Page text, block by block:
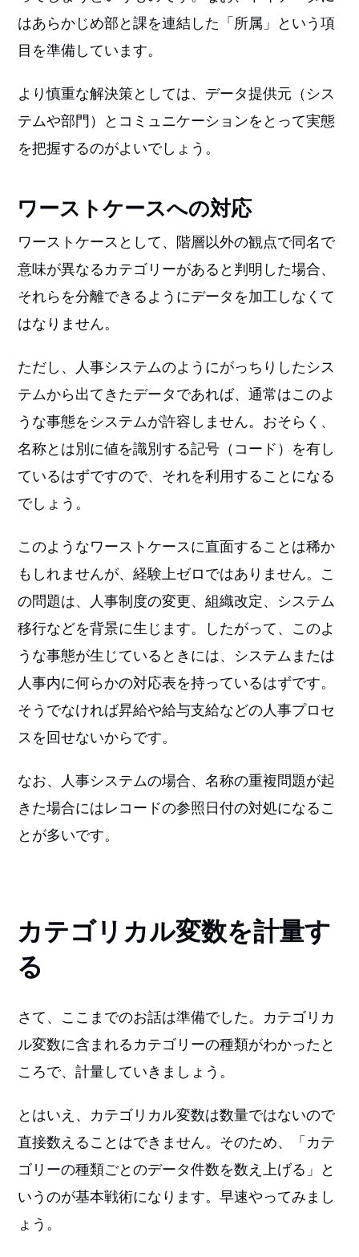
はあらかじめ部と課を連結した「所属」という項
目を準備しています。
より慎重な解決策としては、データ提供元（シス
テムや部門）とコミュニケーションをとって実態
を把握するのがよいでしょう。
ワーストケースへの対応
ワーストケースとして、階層以外の観点で同名で
意味が異なるカテゴリーがあると判明した場合、
それらを分離できるようにデータを加工しなくて
はなりません。
ただし、人事システムのようにがっちりしたシス
テムから出てきたデータであれば、通常はこのよ
うな事態をシステムが許容しません。おそらく、
名称とは別に値を識別する記号（コード）を有し
ているはずですので、それを利用することになる
でしょう。
このようなワーストケースに直面することは稀か
もしれませんが、経験上ゼロではありません。こ
の問題は、人事制度の変更、組織改定、システム
移行などを背景に生じます。したがって、このよ
うな事態が生じているときには、システムまたは
人事内に何らかの対応表を持っているはずです。
そうでなければ昇給や給与支給などの人事プロセ
スを回せないからです。
なお、人事システムの場合、名称の重複問題が起
きた場合にはレコードの参照日付の対処になるこ
とが多いです。
カテゴリカル変数を計量す
る
さて、ここまでのお話は準備でした。カテゴリカ
ル変数に含まれるカテゴリーの種類がわかったと
ころで、計量していきましょう。
とはいえ、カテゴリカル変数は数量ではないので
直接数えることはできません。そのため、「カテ
ゴリーの種類ごとのデータ件数を数え上げる」と
いうのが基本戦術になります。早速やってみまし
ょう。